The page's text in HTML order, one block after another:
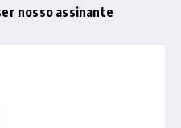
nosso assinante